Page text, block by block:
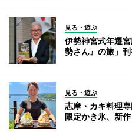
見る・遊ぶ
伊勢神宮式年遷
勢さん』の旅」
見る・遊ぶ
志摩・カキ料理
限定かき氷、新作